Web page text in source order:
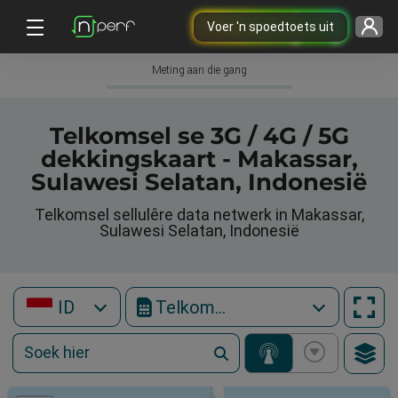
Voer 'n spoedtoets uit
Meting aan die gang
Telkomsel se 3G / 4G / 5G
dekkingskaart - Makassar,
Sulawesi Selatan, Indonesië
Telkomsel sellulêre data netwerk in Makassar,
Sulawesi Selatan, Indonesië
ID Telkomsel